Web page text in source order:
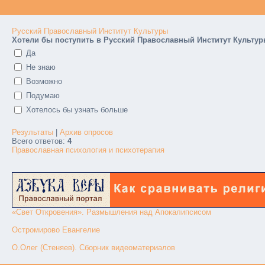
Русский Православный Институт Культуры
Хотели бы поступить в Русский Православный Институт
Да
Не знаю
Возможно
Подумаю
Хотелось бы узнать больше
Результаты
Архив опросов
Всего ответов: 4
Православная психология и психотерапия
«Свет Откровения». Размышления над Апокалипсисом
Остромирово Евангелие
О.Олег (Стеняев). Сборник видеоматериалов